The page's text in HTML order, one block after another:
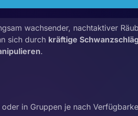
wachsender, nachtaktiver
sich durch kräftige
.
in Gruppen je nach